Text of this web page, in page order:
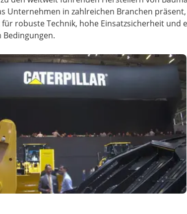
Unternehmen in zahlreichen Branchen
robuste Technik, hohe Einsatzsicherheit